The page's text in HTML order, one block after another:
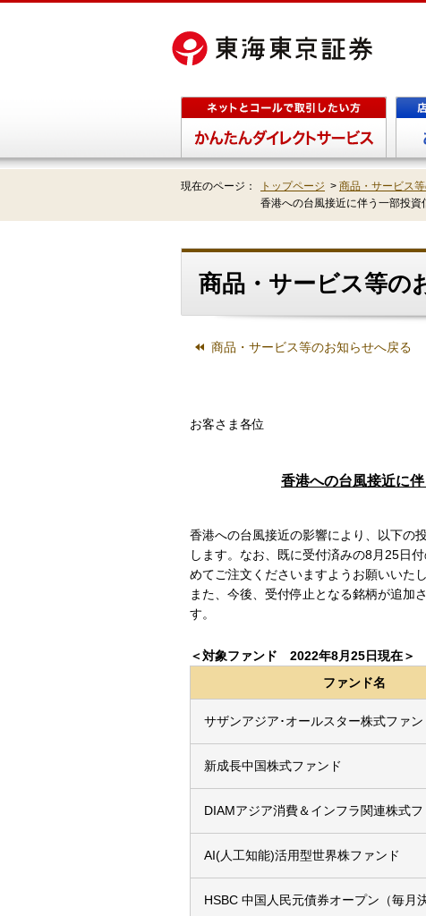
現在のページ： トップページ > 商品・サービス
香港への台風接近に伴う一部投
商品・サービス等の
商品・サービス等のお知らせへ戻る
お客さま各位
香港への台風接近に
香港への台風接近の影響により、以下の
します。なお、既に受付済みの8月25日
めてご注文くださいますようお願いいたし
また、今後、受付停止となる銘柄が追加
す。
＜対象ファンド 2022年8月25日現在＞
ファンド名
サザンアジア･オールスター株式ファン
新成長中国株式ファンド
DIAMアジア消費＆インフラ関連株式フ
AI(人工知能)活用型世界株ファンド
HSBC 中国人民元債券オープン（毎月